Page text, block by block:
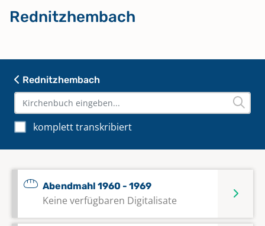
Rednitzhembach
komplett transkribiert
Abendmahl 1960 - 1969
Keine verfügbaren Digitalisate
Rednitzhembach